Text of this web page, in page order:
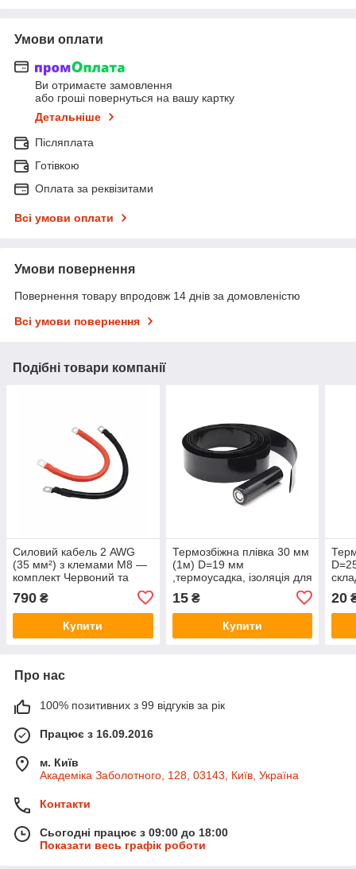
Умови оплати
Ви отримаєте замовлення
або гроші повернуться на вашу картку
Детальніше
Післяплата
Готівкою
Оплата за реквізитами
Всі умови оплати
Умови повернення
Повернення товару впродовж 14 днів за домовленістю
Всі умови повернення
Подібні товари компанії
Силовий кабель 2 AWG
(35 мм²) з клемами М8 —
комплект Червоний та
790 ₴
Купити
Термозбіжна плівка 30 мм
(1м) D=19 мм
,термоусадка, ізоляція для
складання акумуляторів
15₴
Купити
20
Про нас
100% позитивних з 99 відгуків за рік
Працює з 16.09.2016
м. Київ
Академіка Заболотного, 128, 03143, Київ, Україна
Контакти
Сьогодні працює з 09:00 до 18:00
Показати весь графік роботи